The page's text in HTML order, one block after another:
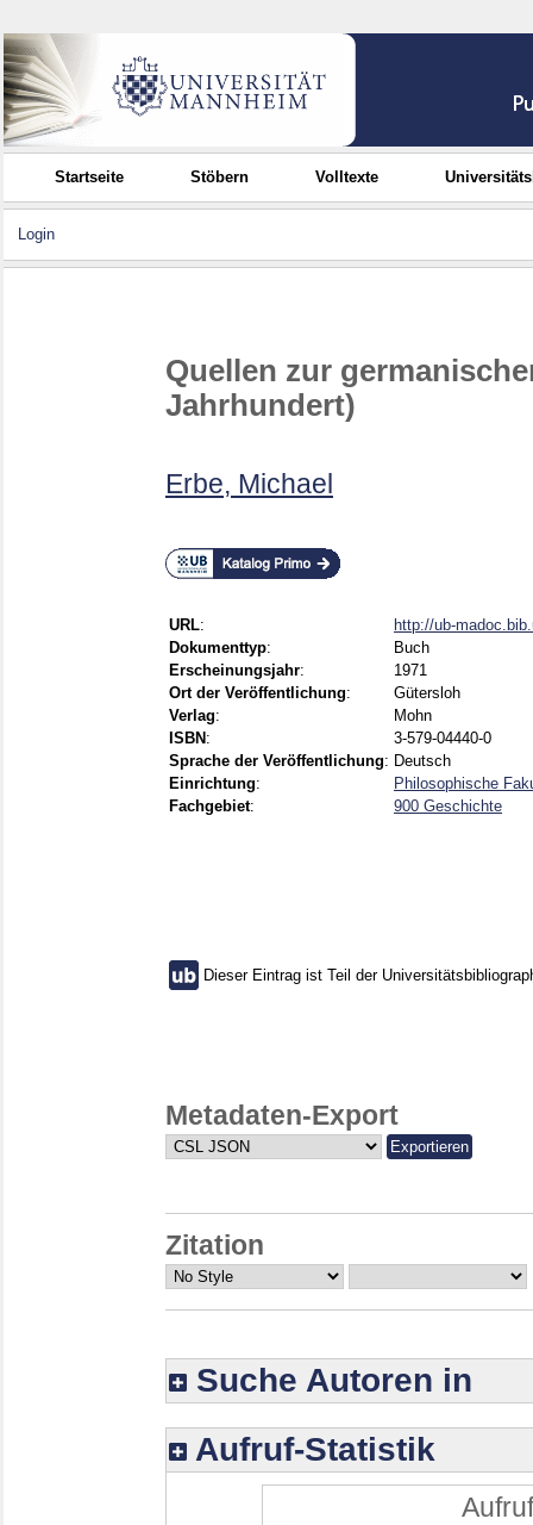
Startseite Stöbern Volltexte
Login
Quellen zur
Jahrhundert)
Erbe, Michael
URL:
http://ub-
Dokumenttyp:
Buch
Erscheinungsjahr:
1971
Ort der Veröffentlichung:
Gütersloh
Verlag:
Mohn
ISBN :
3-579-04440-0
Sprache der Veröffentlichung: Deutsch
Einrichtung:
Philosophische
Fachgebiet: 900 Geschichte
Dieser Eintrag ist Teil der
Metadaten-Export
Zitation
Suche Autoren in
Aufruf-Statistik